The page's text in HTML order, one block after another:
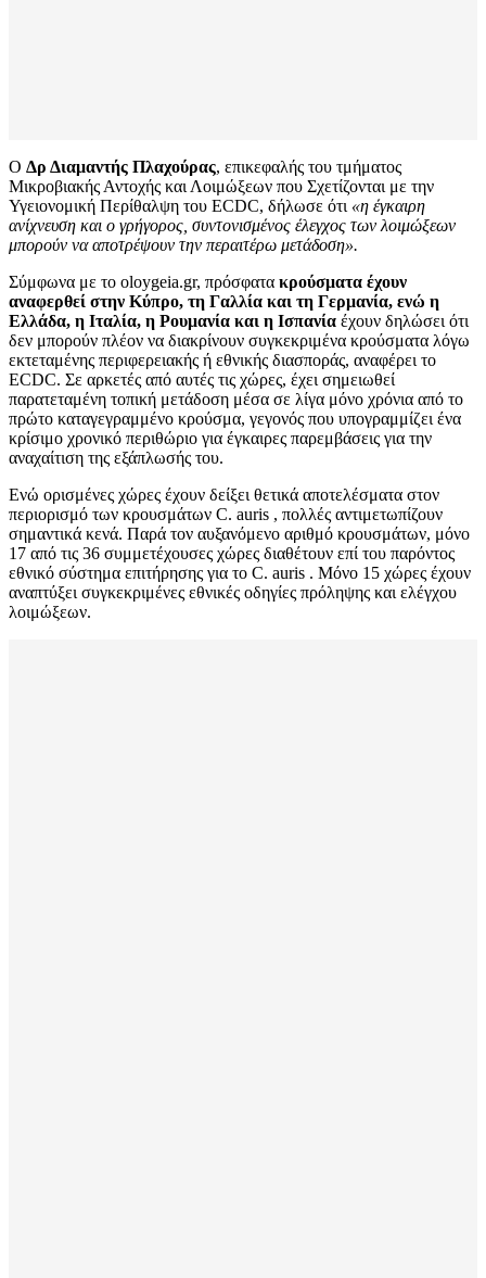
Ο Δρ Διαμαντής Πλαχούρας, επικεφαλής του τμήματος
Μικροβιακής Αντοχής και Λοιμώξεων που Σχετίζονται με την
Υγειονομική Περίθαλψη του ECDC, δήλωσε ότι «η έγκαιρη
ανίχνευση και ο γρήγορος, συντονισμένος έλεγχος των λοιμώξεων
μπορούν να αποτρέψουν την περαιτέρω μετάδοση».
Σύμφωνα με το oloygeia.gr, πρόσφατα κρούσματα έχουν
αναφερθεί στην Κύπρο, τη Γαλλία και τη Γερμανία, ενώ η
Ελλάδα, η Ιταλία, η Ρουμανία και η Ισπανία έχουν δηλώσει ότι
δεν μπορούν πλέον να διακρίνουν συγκεκριμένα κρούσματα λόγω
εκτεταμένης περιφερειακής ή εθνικής διασποράς, αναφέρει το
ECDC. Σε αρκετές από αυτές τις χώρες, έχει σημειωθεί
παρατεταμένη τοπική μετάδοση μέσα σε λίγα μόνο χρόνια από το
πρώτο καταγεγραμμένο κρούσμα, γεγονός που υπογραμμίζει ένα
κρίσιμο χρονικό περιθώριο για έγκαιρες παρεμβάσεις για την
αναχαίτιση της εξάπλωσής του.
Ενώ ορισμένες χώρες έχουν δείξει θετικά αποτελέσματα στον
περιορισμό των κρουσμάτων C. auris , πολλές αντιμετωπίζουν
σημαντικά κενά. Παρά τον αυξανόμενο αριθμό κρουσμάτων, μόνο
17 από τις 36 συμμετέχουσες χώρες διαθέτουν επί του παρόντος
εθνικό σύστημα επιτήρησης για το C. auris . Μόνο 15 χώρες έχουν
αναπτύξει συγκεκριμένες εθνικές οδηγίες πρόληψης και ελέγχου
λοιμώξεων.